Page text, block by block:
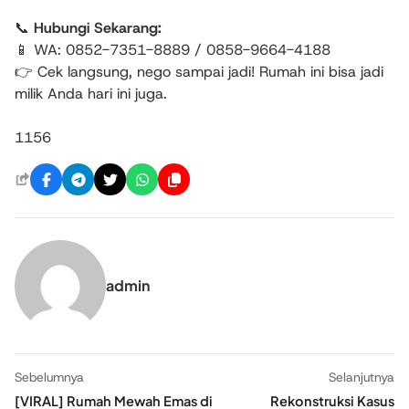
📞 Hubungi Sekarang:
📱 WA: 0852-7351-8889 / 0858-9664-4188
👉 Cek langsung, nego sampai jadi! Rumah ini bisa jadi
milik Anda hari ini juga.
1156
admin
Sebelumnya
[VIRAL] Rumah Mewah Emas di
Selanjutnya
Rekonstruksi Kasus